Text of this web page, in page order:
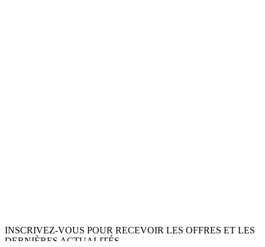
INSCRIVEZ-VOUS POUR RECEVOIR LES OFFRES ET LES
DERNIÈRES ACTUALITÉS.